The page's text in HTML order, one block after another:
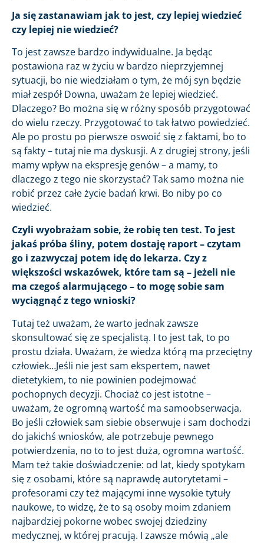
Ja się zastanawiam jak to jest, czy lepiej wiedzieć
czy lepiej nie wiedzieć?
To jest zawsze bardzo indywidualne. Ja będąc
postawiona raz w życiu w bardzo nieprzyjemnej
sytuacji, bo nie wiedziałam o tym, że mój syn będzie
miał zespół Downa, uważam że lepiej wiedzieć.
Dlaczego? Bo można się w różny sposób przygotować
do wielu rzeczy. Przygotować to tak łatwo powiedzieć.
Ale po prostu po pierwsze oswoić się z faktami, bo to
są fakty – tutaj nie ma dyskusji. A z drugiej strony, jeśli
mamy wpływ na ekspresję genów – a mamy, to
dlaczego z tego nie skorzystać? Tak samo można nie
robić przez całe życie badań krwi. Bo niby po co
wiedzieć.
Czyli wyobrażam sobie, że robię ten test. To jest
jakaś próba śliny, potem dostaję raport – czytam
go i zazwyczaj potem idę do lekarza. Czy z
większości wskazówek, które tam są – jeżeli nie
ma czegoś alarmującego – to mogę sobie sam
wyciągnąć z tego wnioski?
Tutaj też uważam, że warto jednak zawsze
skonsultować się ze specjalistą. I to jest tak, to po
prostu działa. Uważam, że wiedza którą ma przeciętny
człowiek…Jeśli nie jest sam ekspertem, nawet
dietetykiem, to nie powinien podejmować
pochopnych decyzji. Chociaż co jest istotne –
uważam, że ogromną wartość ma samoobserwacja.
Bo jeśli człowiek sam siebie obserwuje i sam dochodzi
do jakichś wniosków, ale potrzebuje pewnego
potwierdzenia, no to to jest duża, ogromna wartość.
Mam też takie doświadczenie: od lat, kiedy spotykam
się z osobami, które są naprawdę autorytetami –
profesorami czy też mającymi inne wysokie tytuły
naukowe, to widzę, że to są osoby moim zdaniem
najbardziej pokorne wobec swojej dziedziny
medycznej, w której pracują. I zawsze mówią „ale